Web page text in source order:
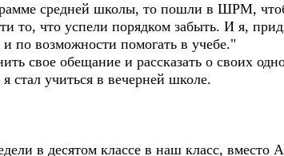
средней школы, то пошли в ШРМ,
то, что успели порядком забыть. И я,
по возможности помогать в учебе."
свое обещание и рассказать о своих
стал учиться в вечерней школе.
в десятом классе в наш класс,